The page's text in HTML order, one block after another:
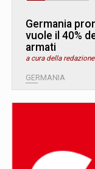
Germania
vuole il 40%
armati
a cura della redazione
GERMANIA